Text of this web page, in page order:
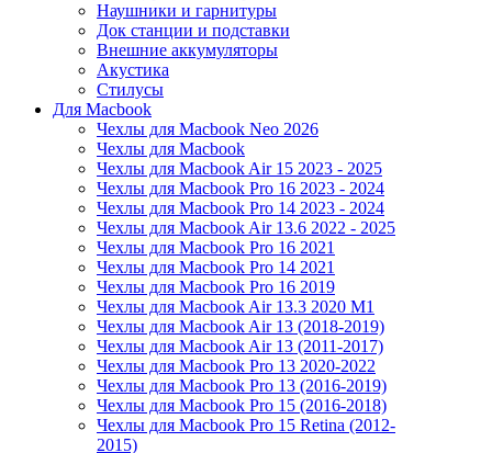
Наушники и гарнитуры
Док станции и подставки
Внешние аккумуляторы
Акустика
Стилусы
Для Macbook
Чехлы для Macbook Neo 2026
Чехлы для Macbook
Чехлы для Macbook Air 15 2023 - 2025
Чехлы для Macbook Pro 16 2023 - 2024
Чехлы для Macbook Pro 14 2023 - 2024
Чехлы для Macbook Air 13.6 2022 - 2025
Чехлы для Macbook Pro 16 2021
Чехлы для Macbook Pro 14 2021
Чехлы для Macbook Pro 16 2019
Чехлы для Macbook Air 13.3 2020 M1
Чехлы для Macbook Air 13 (2018-2019)
Чехлы для Macbook Air 13 (2011-2017)
Чехлы для Macbook Pro 13 2020-2022
Чехлы для Macbook Pro 13 (2016-2019)
Чехлы для Macbook Pro 15 (2016-2018)
Чехлы для Macbook Pro 15 Retina (2012-
2015)